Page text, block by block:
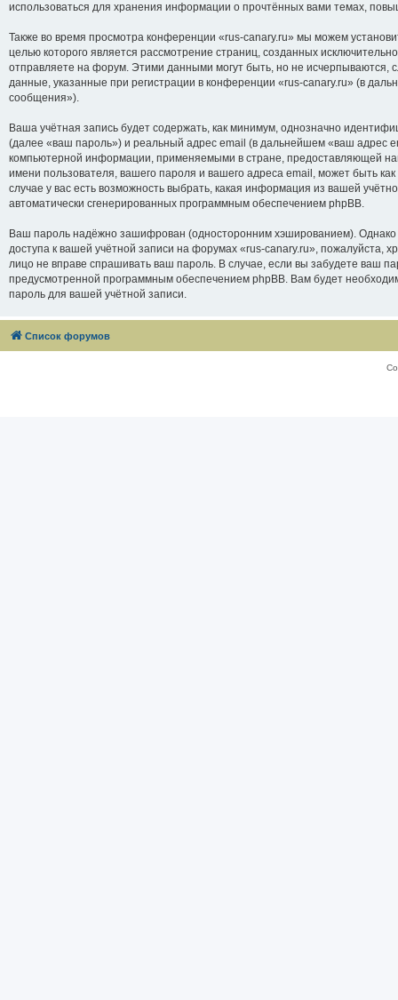
использоваться для хранения информации о прочтённых вами темах,
Также во время просмотра конференции «rus-canary.ru» мы можем
целью которого является рассмотрение страниц, созданных
отправляете на форум. Этими данными могут быть, но не
данные, указанные при регистрации в конференции «rus-canary.ru» (в
сообщения»).
Ваша учётная запись будет содержать, как минимум, однозначно
(далее «ваш пароль») и реальный адрес email (в дальнейшем «ваш адрес
компьютерной информации, применяемыми в стране, предоставляющей
имени пользователя, вашего пароля и вашего адреса email, может быть
случае у вас есть возможность выбрать, какая информация из вашей
автоматически сгенерированных программным обеспечением phpBB.
Ваш пароль надёжно зашифрован (односторонним хэшированием). Однако
доступа к вашей учётной записи на форумах «rus-canary.ru», пожалуйста,
лицо не вправе спрашивать ваш пароль. В случае, если вы забудете ваш
предусмотренной программным обеспечением phpBB. Вам будет
пароль для вашей учётной записи.
Список форумов